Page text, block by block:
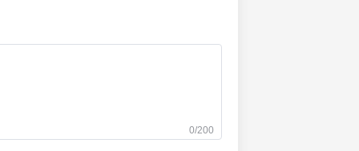
0/200